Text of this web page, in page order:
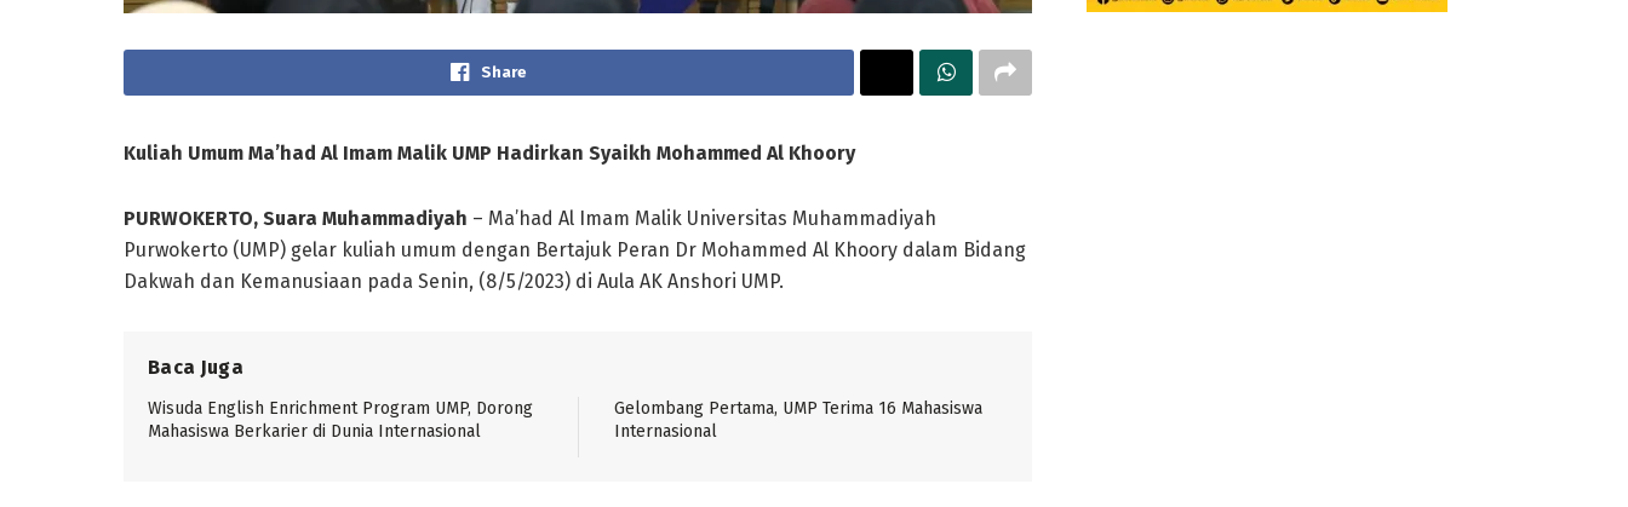
Share
Kuliah Umum Ma’had Al Imam Malik UMP Hadirkan Syaikh Mohammed Al Khoory
PURWOKERTO, Suara Muhammadiyah – Ma’had Al Imam Malik Universitas Muhammadiyah
Purwokerto (UMP) gelar kuliah umum dengan Bertajuk Peran Dr Mohammed Al Khoory dalam Bidang
Dakwah dan Kemanusiaan pada Senin, (8/5/2023) di Aula AK Anshori UMP.
Baca Juga
Wisuda English Enrichment Program UMP, Dorong
Mahasiswa Berkarier di Dunia Internasional
Gelombang Pertama, UMP Terima 16 Mahasiswa
Internasional